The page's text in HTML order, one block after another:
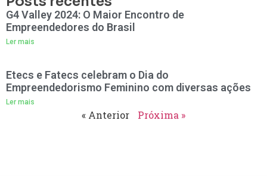
G4 Valley 2024: O Maior Encontro de
Empreendedores do Brasil
Ler mais
Etecs e Fatecs celebram o Dia do
Empreendedorismo Feminino com diversas ações
Ler mais
« Anterior Próxima »